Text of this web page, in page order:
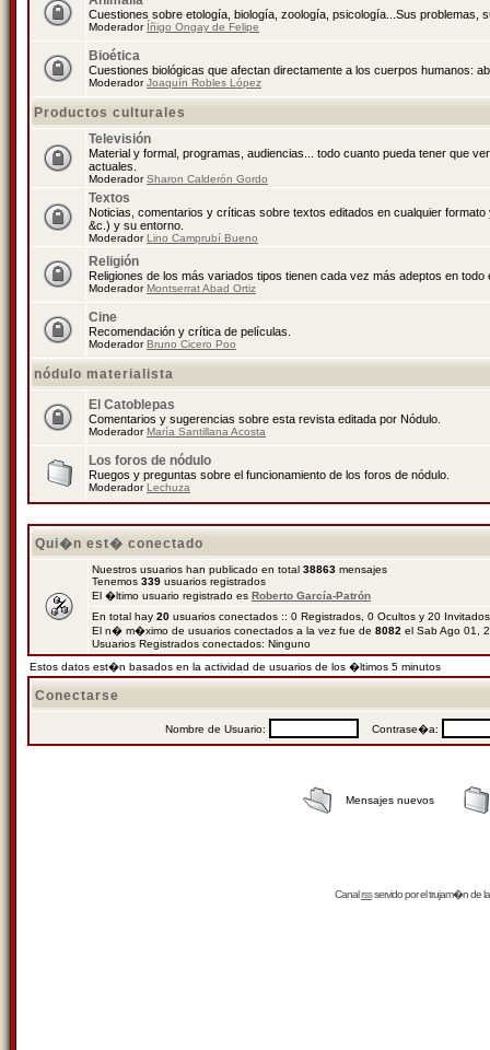
Cuestiones sobre etología, biología, zoología, psicología...Sus problemas,
Moderador Íñigo Ongay de Felipe
Bioética
Cuestiones biológicas que afectan directamente a los cuerpos humanos:
ModeradorJoaquín Robles López
Productos culturales
Televisión
Material y formal, programas, audiencias... todo cuanto pueda tener que
actuales.
ModeradorSharon Calderón Gordo
Textos
Noticias, comentarios y críticas sobre textos editados en cualquier
&c.) y su entorno.
ModeradorLino Camprubí Bueno
Religión
Religiones de los más variados tipos tienen cada vez más adeptos en todo
ModeradorMontserrat Abad Ortiz
Cine
Recomendación y crítica de películas.
ModeradorBruno Cicero Poo
nódulo materialista
El Catoblepas
Comentarios y sugerencias sobre esta revista editada por Nódulo.
ModeradorMaría Santillana Acosta
Los foros de nódulo
Ruegos y preguntas sobre el funcionamiento de los foros de nódulo.
ModeradorLechuza
Qui�n est� conectado
Nuestros usuarios han publicado en total 38863 mensajes
Tenemos 339 usuarios registrados
El �ltimo usuario registrado es Roberto García-Patrón
En total hay 20 usuarios conectados :: 0 Registrados, 0 Ocultos y 20
El n� m�ximo de usuarios conectados a la vez fue de 8082 el Sab Ago 01,
Usuarios Registrados conectados: Ninguno
Estos datos est�n basados en la actividad de usuarios de los �ltimos 5 minutos
Conectarse
Nombre de Usuario: Contrase�a:
Mensajes nuevos
Canalrssservido por eltrujam�nde